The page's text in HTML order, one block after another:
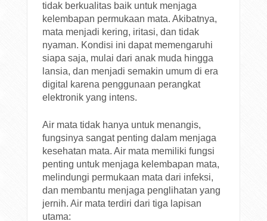
tidak berkualitas baik untuk menjaga
kelembapan permukaan mata. Akibatnya,
mata menjadi kering, iritasi, dan tidak
nyaman. Kondisi ini dapat memengaruhi
siapa saja, mulai dari anak muda hingga
lansia, dan menjadi semakin umum di era
digital karena penggunaan perangkat
elektronik yang intens.
Air mata tidak hanya untuk menangis,
fungsinya sangat penting dalam menjaga
kesehatan mata. Air mata memiliki fungsi
penting untuk menjaga kelembapan mata,
melindungi permukaan mata dari infeksi,
dan membantu menjaga penglihatan yang
jernih. Air mata terdiri dari tiga lapisan
utama: